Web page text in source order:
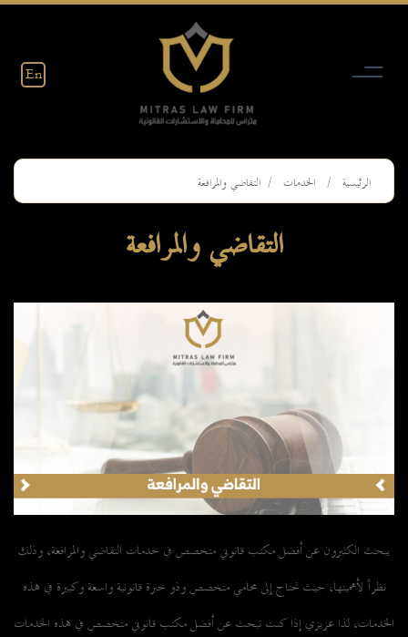
En
الرئيسية الخدمات التقاضي والمرافعة
التقاضي والمرافعة
يبحث الكثيرون عن أفضل مكتب قانوني متخصص في خدمات التقاضي والمرافعة، وذلك
نظراً لأهميتها، حيث تحتاج إلى محامي متخصص وذو خبرة قانونية واسعة وكبيرة في هذه
الخدمات، لذا عزيزي إذا كنت تبحث عن أفضل مكتب قانوني متخصص في هذه الخدمات